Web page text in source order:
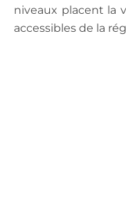
niveaux placent la
accessibles de la